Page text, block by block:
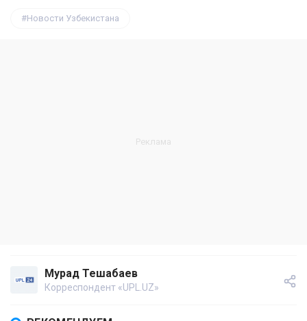
Новости Узбекистана
Мурад Тешабаев
Корреспондент «UPL.UZ»